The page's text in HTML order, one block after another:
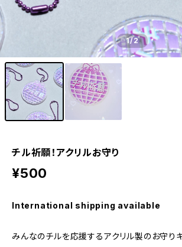
1/2
チル祈願！アクリルお守り
¥500
International shipping available
みんなのチルを応援するアクリル製のお守り